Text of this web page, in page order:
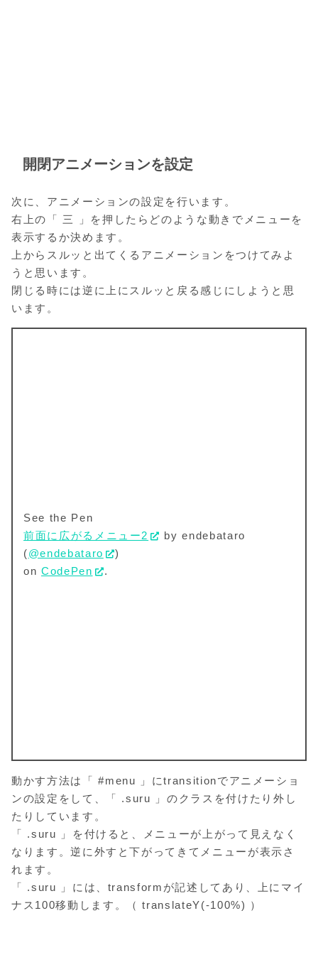
開閉アニメーションを設定
次に、アニメーションの設定を行います。
右上の「 三 」を押したらどのような動きでメニューを
表示するか決めます。
上からスルッと出てくるアニメーションをつけてみよ
うと思います。
閉じる時には逆に上にスルッと戻る感じにしようと思
います。
See the Pen
前面に広がるメニュー2
by endebataro
(@endebataro
)
on CodePen .
動かす方法は「 #menu 」にtransitionでアニメーショ
ンの設定をして、「 .suru 」のクラスを付けたり外し
たりしています。
「 .suru 」を付けると、メニューが上がって見えなく
なります。逆に外すと下がってきてメニューが表示さ
れます。
「 .suru 」には、transformが記述してあり、上にマイ
ナス100移動します。（ translateY(-100%) ）